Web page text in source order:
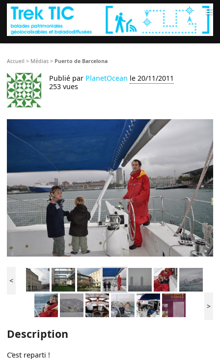
≡
Accueil > Médias > Puerto de Barcelona
Publié par PlanetOcean le 20/11/2011
253 vues
<
>
Description
C’est reparti !